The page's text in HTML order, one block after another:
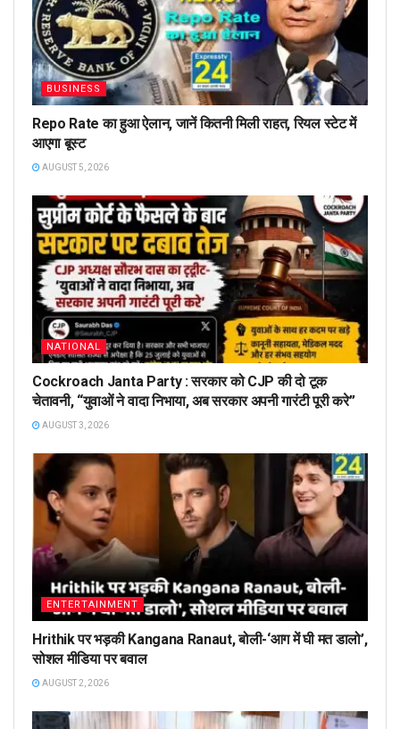
BUSINESS
Repo Rate का हुआ ऐलान, जानें कितनी मिली राहत, रियल स्टेट में
आएगा बूस्ट
AUGUST 5, 2026
NATIONAL
Cockroach Janta Party : सरकार को CJP की दो टूक
चेतावनी, “युवाओं ने वादा निभाया, अब सरकार अपनी गारंटी पूरी करे”
AUGUST 3, 2026
ENTERTAINMENT
Hrithik पर भड़की Kangana Ranaut, बोली-‘आग में घी मत डालो’,
सोशल मीडिया पर बवाल
AUGUST 2, 2026